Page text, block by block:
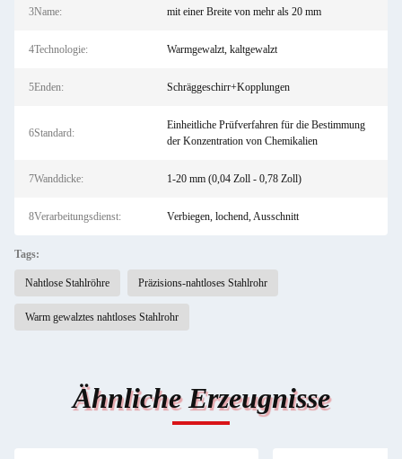
3Name: mit einer Breite von mehr als 20 mm
4Technologie: Warmgewalzt, kaltgewalzt
5Enden: Schräggeschirr+Kopplungen
6Standard:
Einheitliche Prüfverfahren für die Bestimmung
der Konzentration von Chemikalien
7Wanddicke: 1-20 mm (0,04 Zoll - 0,78 Zoll)
8Verarbeitungsdienst: Verbiegen, lochend, Ausschnitt
Tags:
Nahtlose Stahlröhre Präzisions-nahtloses Stahlrohr
Warm gewalztes nahtloses Stahlrohr
Ähnliche Erzeugnisse